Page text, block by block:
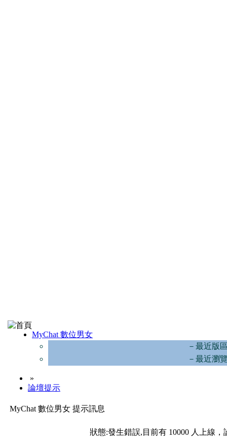
MyChat 數位男女
－最近版
－最近瀏
»
論壇提示
MyChat 數位男女 提示訊息
狀態:發生錯誤,目前有 10000 人上線